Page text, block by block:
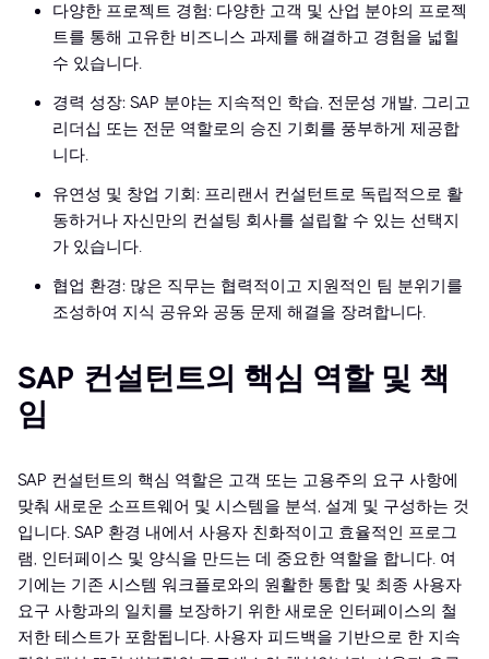
다양한 프로젝트 경험: 다양한 고객 및 산업 분야의 프로젝
트를 통해 고유한 비즈니스 과제를 해결하고 경험을 넓힐
수 있습니다.
경력 성장: SAP 분야는 지속적인 학습, 전문성 개발, 그리고
리더십 또는 전문 역할로의 승진 기회를 풍부하게 제공합
니다.
유연성 및 창업 기회: 프리랜서 컨설턴트로 독립적으로 활
동하거나 자신만의 컨설팅 회사를 설립할 수 있는 선택지
가 있습니다.
협업 환경: 많은 직무는 협력적이고 지원적인 팀 분위기를
조성하여 지식 공유와 공동 문제 해결을 장려합니다.
SAP 컨설턴트의 핵심 역할 및 책
임
SAP 컨설턴트의 핵심 역할은 고객 또는 고용주의 요구 사항에
맞춰 새로운 소프트웨어 및 시스템을 분석, 설계 및 구성하는 것
입니다. SAP 환경 내에서 사용자 친화적이고 효율적인 프로그
램, 인터페이스 및 양식을 만드는 데 중요한 역할을 합니다. 여
기에는 기존 시스템 워크플로와의 원활한 통합 및 최종 사용자
요구 사항과의 일치를 보장하기 위한 새로운 인터페이스의 철
저한 테스트가 포함됩니다. 사용자 피드백을 기반으로 한 지속